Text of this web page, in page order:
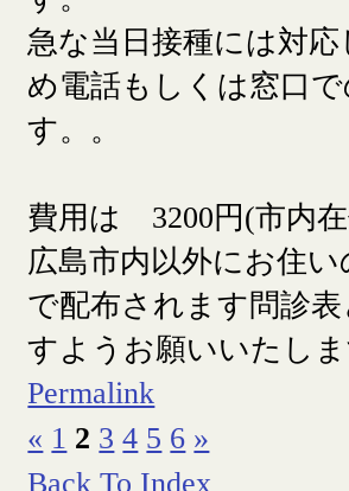
急な当日接種には対
め電話もしくは窓口
す。。
費用は 3200円(市内
広島市内以外にお住
で配布されます問診
すようお願いいたしま
Permalink
« 1 2 3 4 5 6 »
Back To Index